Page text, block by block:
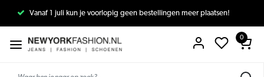
Vanaf 1 juli kun je voorlopig geen bestellingen meer plaatsen!
0